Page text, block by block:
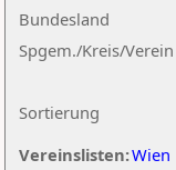
Sortierung
Bundesland
Spgem./Kreis/Verein
Vereinslisten:Wien